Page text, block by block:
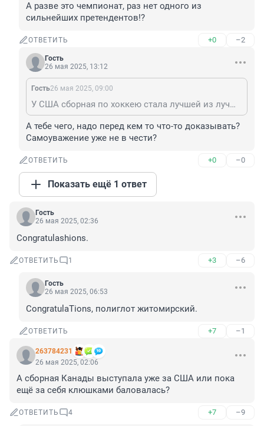
А разве это чемпионат, раз нет одного из
сильнейших претендентов!?
ОТВЕТИТЬ +0 –2
Гость
26 мая 2025, 13:12
Гость26 мая 2025, 09:00
У США сборная по хоккею стала лучшей из лучших, могут гордиться... а у нас тут только Локомотив на междусобойчике победил, что преподносят как величайшее событие мирового масштаба.
А тебе чего, надо перед кем то что-то доказывать?
Самоуважение уже не в чести?
ОТВЕТИТЬ +0 –0
Показать ещё 1 ответ
Гость
26 мая 2025, 02:36
Congratulashions.
ОТВЕТИТЬ 1 +3 –6
Гость
26 мая 2025, 06:53
CongratulaTions, полиглот житомирский.
ОТВЕТИТЬ +7 –1
263784231
26 мая 2025, 02:06
А сборная Канады выступала уже за США или пока
ещё за себя клюшками баловалась?
ОТВЕТИТЬ 4 +7 –9